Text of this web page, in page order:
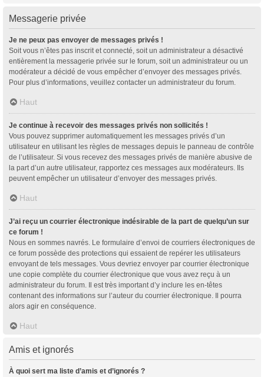
Messagerie privée
Je ne peux pas envoyer de messages privés !
Soit vous n’êtes pas inscrit et connecté, soit un administrateur a désactivé
entièrement la messagerie privée sur le forum, soit un administrateur ou un
modérateur a décidé de vous empêcher d’envoyer des messages privés.
Pour plus d’informations, veuillez contacter un administrateur du forum.
Haut
Je continue à recevoir des messages privés non sollicités !
Vous pouvez supprimer automatiquement les messages privés d’un
utilisateur en utilisant les règles de messages depuis le panneau de contrôle
de l’utilisateur. Si vous recevez des messages privés de manière abusive de
la part d’un autre utilisateur, rapportez ces messages aux modérateurs. Ils
peuvent empêcher un utilisateur d’envoyer des messages privés.
Haut
J’ai reçu un courrier électronique indésirable de la part de quelqu’un sur
ce forum !
Nous en sommes navrés. Le formulaire d’envoi de courriers électroniques de
ce forum possède des protections qui essaient de repérer les utilisateurs
envoyant de tels messages. Vous devriez envoyer par courrier électronique
une copie complète du courrier électronique que vous avez reçu à un
administrateur du forum. Il est très important d’y inclure les en-têtes
contenant des informations sur l’auteur du courrier électronique. Il pourra
alors agir en conséquence.
Haut
Amis et ignorés
À quoi sert ma liste d’amis et d’ignorés ?